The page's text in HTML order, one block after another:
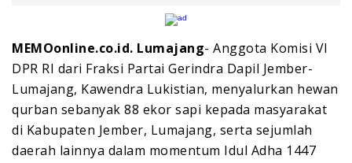
MEMOonline.co.id. Lumajang- Anggota Komisi VI
DPR RI dari Fraksi Partai Gerindra Dapil Jember-
Lumajang, Kawendra Lukistian, menyalurkan hewan
qurban sebanyak 88 ekor sapi kepada masyarakat
di Kabupaten Jember, Lumajang, serta sejumlah
daerah lainnya dalam momentum Idul Adha 1447